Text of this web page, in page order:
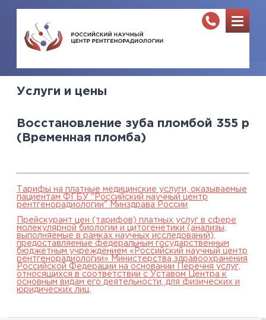
Услуги и цены
Восстановление зуба пломбой
(Временная пломба)
355 р
Тарифы на платные медицинские услуги, оказываемые
пациентам ФГБУ "Российский научный центр
рентгенорадиологии" Минздрава России
Прейскурант цен (тарифов) платных услуг в сфере
молекулярной биологии и цитогенетики (анализы,
выполняемые в рамках научных исследований),
предоставляемые федеральным государственным
бюджетным учреждением «Российский научный центр
рентгенорадиологии» Министерства здравоохранения
Российской Федерации на основании Перечня услуг,
относящихся в соответствии с Уставом Центра к
основным видам его деятельности, для физических и
юридических лиц.